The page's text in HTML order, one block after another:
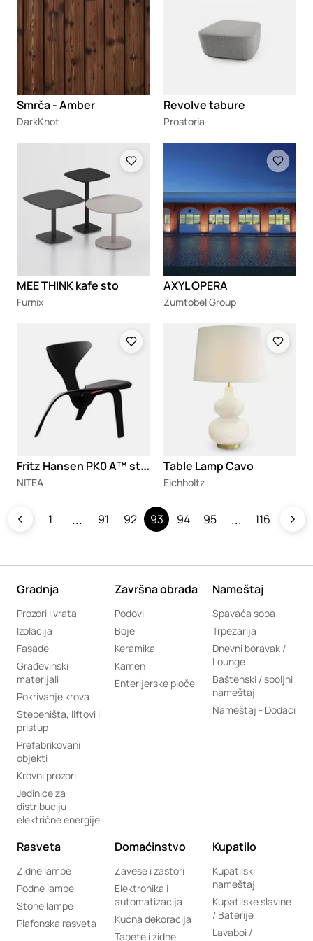
Smrča - Amber
DarkKnot
Revolve tabure
Prostoria
MEE THINK kafe sto
Furnix
AXYL OPERA
Zumtobel Group
F
ritz Hansen PK0 A™ stolica
NITEA
Loading
Table Lamp Cavo
Eichholtz
1 91 92 93 94 95 116
Gradnja
Prozori i vrata
Izolacija
Fasade
Građevinski
materijali
Pokrivanje krova
Stepeništa, liftovi i
pristup
Prefabrikovani
objekti
Krovni prozori
Jedinice za
distribuciju
električne energije
Završna obrada
Podovi
Boje
Keramika
Kamen
Enterijerske ploče
Nameštaj
Spavaća soba
Trpezarija
Dnevni boravak /
Lounge
Baštenski / spoljni
nameštaj
Nameštaj - Dodaci
Rasveta
Zidne lampe
Podne lampe
Stone lampe
Plafonska rasveta
Domaćinstvo
Zavese i zastori
Elektronika i
automatizacija
Kućna dekoracija
Tapete i zidne
Kupatilo
Kupatilski
nameštaj
Kupatilske slavine
/ Baterije
Lavaboi /